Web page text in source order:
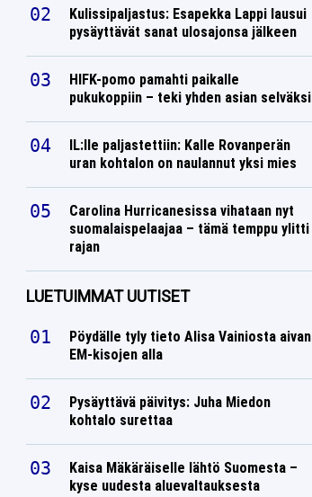
Kulissipaljastus: Esapekka Lappi lausui
pysäyttävät sanat ulosajonsa jälkeen
HIFK-pomo pamahti paikalle
pukukoppiin – teki yhden asian selväksi
IL:lle paljastettiin: Kalle Rovanperän
uran kohtalon on naulannut yksi mies
Carolina Hurricanesissa vihataan nyt
suomalaispelaajaa – tämä temppu ylitti
rajan
LUETUIMMAT UUTISET
Pöydälle tyly tieto Alisa Vainiosta aivan
EM-kisojen alla
Pysäyttävä päivitys: Juha Miedon
kohtalo surettaa
Kaisa Mäkäräiselle lähtö Suomesta –
kyse uudesta aluevaltauksesta